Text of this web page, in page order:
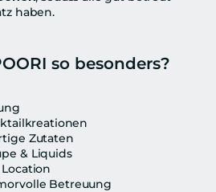
haben.
so besonders?
Zutaten
& Liquids
Betreuung